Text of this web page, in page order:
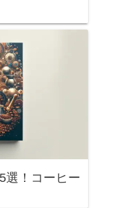
選！コーヒー